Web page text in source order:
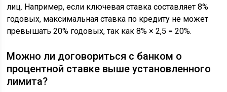
лиц. Например, если ключевая ставка составляет 8%
годовых, максимальная ставка по кредиту не может
превышать 20% годовых, так как 8% × 2,5 = 20%.
Можно ли договориться с банком о
процентной ставке выше установленного
лимита?